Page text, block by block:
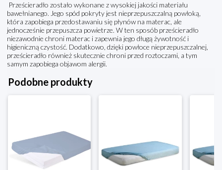
Prześcieradło zostało wykonane z wysokiej jakości materiału
bawełnianego. Jego spód pokryty jest nieprzepuszczalną powłoką,
która zapobiega przedostawaniu się płynów na materac, ale
jednocześnie przepuszcza powietrze. W ten sposób prześcieradło
niezawodnie chroni materac i zapewnia jego długą żywotność i
higieniczną czystość. Dodatkowo, dzięki powłoce nieprzepuszczalnej,
prześcieradło również skutecznie chroni przed roztoczami, a tym
samym zapobiega objawom alergii.
Podobne produkty